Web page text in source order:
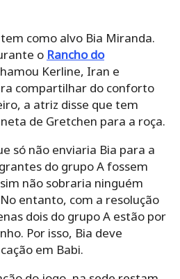
como alvo Bia Miranda.
o Rancho do
Kerline, Iran e
compartilhar do conforto
a atriz disse que tem
de Gretchen para a roça.
só não enviaria Bia para a
do grupo A fossem
não sobraria ninguém
entanto, com a resolução
dois do grupo A estão por
Por isso, Bia deve
em Babi.